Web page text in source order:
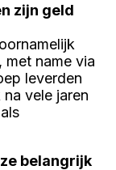
zijn geld
name via
leverden
vele jaren
belangrijk